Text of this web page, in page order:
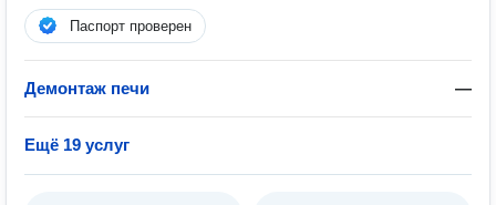
Паспорт проверен
Демонтаж печи —
Ещё 19 услуг